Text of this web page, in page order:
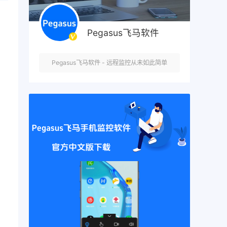
Pegasus飞马软件
Pegasus飞马软件 - 远程监控从未如此简单